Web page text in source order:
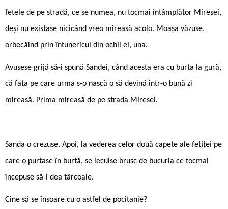
fetele de pe stradă, ce se numea, nu tocmai întâmplător Miresei,
deși nu existase nicicând vreo mireasă acolo. Moașa văzuse,
orbecăind prin întunericul din ochii ei, una.
Avusese grijă să-i spună Sandei, când acesta era cu burta la gură,
că fata pe care urma s-o nască o să devină într-o bună zi
mireasă. Prima mireasă de pe strada Miresei.
Sanda o crezuse. Apoi, la vederea celor două capete ale fetiței pe
care o purtase în burtă, se lecuise brusc de bucuria ce tocmai
începuse să-i dea târcoale.
Cine să se însoare cu o astfel de pocitanie?